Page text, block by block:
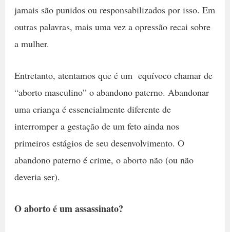
jamais são punidos ou responsabilizados por isso. Em
outras palavras, mais uma vez a opressão recai sobre
a mulher.
Entretanto, atentamos que é um equívoco chamar de
“aborto masculino” o abandono paterno. Abandonar
uma criança é essencialmente diferente de
interromper a gestação de um feto ainda nos
primeiros estágios de seu desenvolvimento. O
abandono paterno é crime, o aborto não (ou não
deveria ser).
O aborto é um assassinato?